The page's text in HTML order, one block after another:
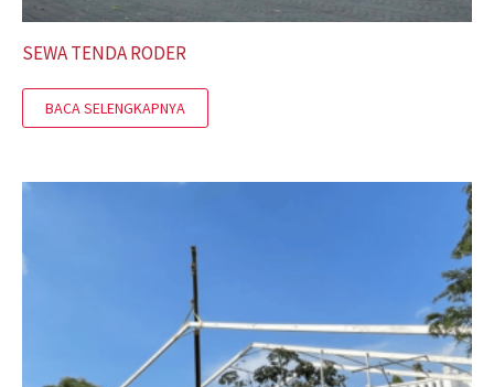
SEWA TENDA RODER
BACA SELENGKAPNYA